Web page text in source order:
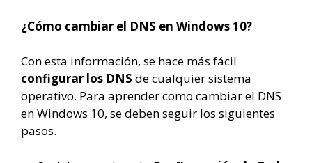
¿Cómo cambiar el DNS en Windows 10?
Con esta información, se hace más fácil
configurar los DNS de cualquier sistema
operativo. Para aprender como cambiar el DNS
en Windows 10, se deben seguir los siguientes
pasos.